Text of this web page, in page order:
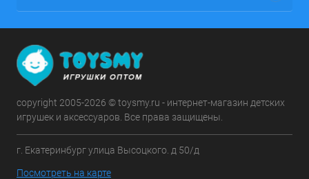
copyright 2005-2026 © toysmy.ru - интернет-магазин детских
игрушек и аксессуаров. Все права защищены.
г. Екатеринбург улица Высоцкого. д 50/д
Посмотреть на карте